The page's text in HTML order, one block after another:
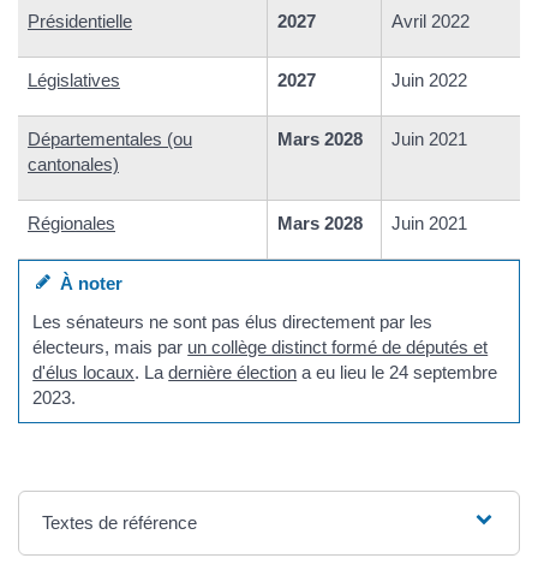
Présidentielle 2027 Avril 2022
Législatives 2027 Juin 2022
Départementales (ou
cantonales)
Mars 2028 Juin 2021
Régionales Mars 2028 Juin 2021
À noter
Les sénateurs ne sont pas élus directement par les
électeurs, mais par un collège distinct formé de députés et
d'élus locaux. Ladernière élection a eu lieu le 24 septembre
2023.
Textes de référence